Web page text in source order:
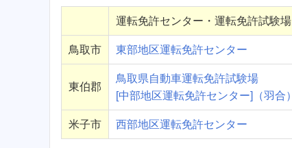
運転免許センター・運転免許試験場
鳥取市 東部地区運転免許センター
東伯郡
鳥取県自動車運転免許試験場
[中部地区運転免許センター]（羽合）
米子市 西部地区運転免許センター